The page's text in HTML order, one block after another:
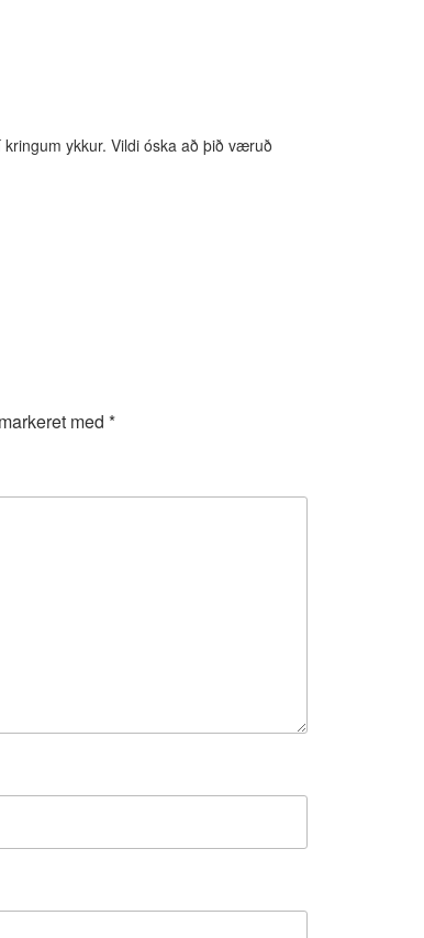
ykkur. Vildi óska að þið væruð
med *